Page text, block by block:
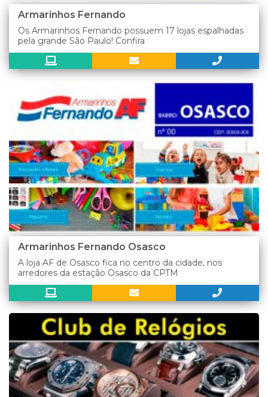
Armarinhos Fernando
Os Armarinhos Fernando possuem 17 lojas espalhadas
pela grande São Paulo! Confira
Armarinhos Fernando Osasco
A loja AF de Osasco fica no centro da cidade, nos
arredores da estação Osasco da CPTM